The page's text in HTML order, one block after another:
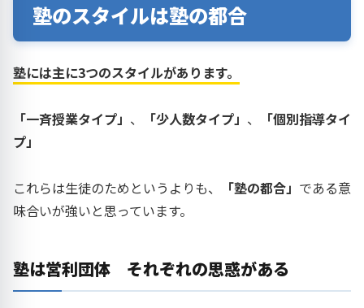
塾のスタイルは塾の都合
塾には主に3つのスタイルがあります。
「一斉授業タイプ」 、 「少人数タイプ」 、
「個別指導タイ
プ」
これらは生徒のためというよりも、 「塾の都合」 である意
味合いが強いと思っています。
塾は営利団体 それぞれの思惑がある